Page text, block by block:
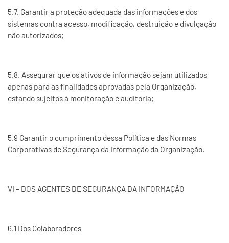
5.7. Garantir a proteção adequada das informações e dos
sistemas contra acesso, modificação, destruição e divulgação
não autorizados;
5.8. Assegurar que os ativos de informação sejam utilizados
apenas para as finalidades aprovadas pela Organização,
estando sujeitos à monitoração e auditoria;
5.9 Garantir o cumprimento dessa Política e das Normas
Corporativas de Segurança da Informação da Organização.
VI – DOS AGENTES DE SEGURANÇA DA INFORMAÇÃO
6.1 Dos Colaboradores